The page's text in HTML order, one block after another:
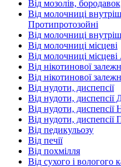
Від мозолів,
Від молочниці
Протипротозойні
Від молочниці
Від молочниці місцеві
Від молочниці
Від нікотинової
Від нікотинової
Від нудоти, диспепсії
Від нудоти,
Від нудоти, диспепсії
Від нудоти, диспепсії
Від педикульозу
Від печії
Від похмілля
Від сухого і